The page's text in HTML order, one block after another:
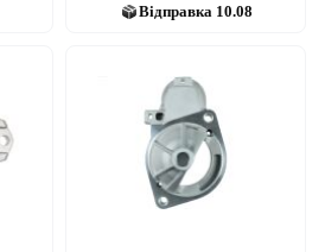
Відправка 10.08